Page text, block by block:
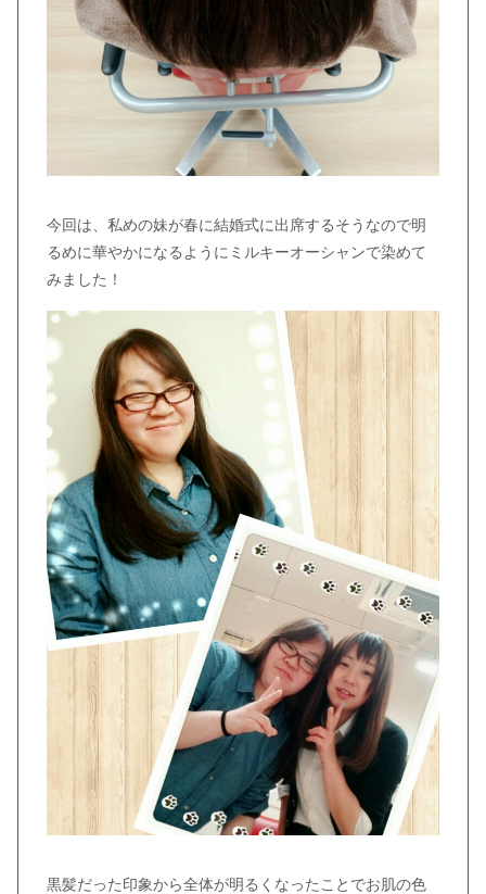
今回は、私めの妹が春に結婚式に出席するそうなので明
るめに華やかになるようにミルキーオーシャンで染めて
みました！
黒髪だった印象から全体が明るくなったことでお肌の色